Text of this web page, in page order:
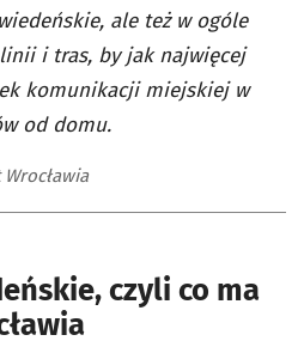
ale też w ogóle
i tras, by jak najwięcej
komunikacji miejskiej w
od domu.
czyli co ma